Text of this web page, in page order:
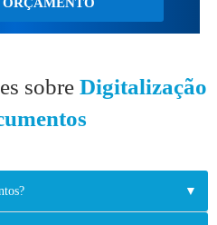
ORÇAMENTO
sobre Digitalização
▼